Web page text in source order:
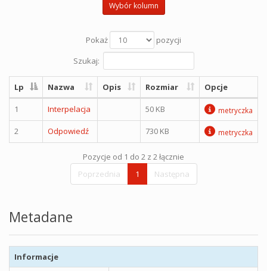
Wybór kolumn
Pokaż
pozycji
Szukaj:
Lp Nazwa Opis Rozmiar Opcje
1 Interpelacja 50 KB metryczka
2 Odpowiedź 730 KB metryczka
Pozycje od 1 do 2 z 2 łącznie
Poprzednia
1 Następna
Metadane
Informacje